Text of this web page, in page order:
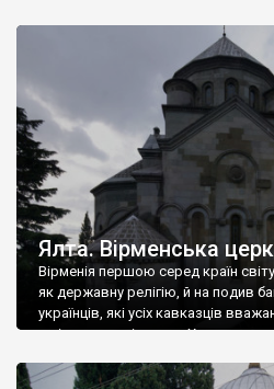
Херсонесі Володимир-язичник,
А потім було Хрещення Русі. На
Ялта. Вірменська
Вірменія першою серед країн
як державну релігію, й на подив
українців, які усіх кавказців
є відданими вірянами Христа